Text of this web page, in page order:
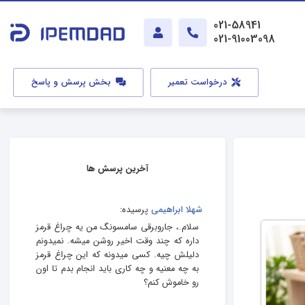
021-58941
021-91003098
درخواست تعمیر بخش پرسش و پاسخ
آخرین پرسش ها
شهلا ابراهیمی پرسیده:
سلام.، جاروبرقی سامسونگ من یه چراغ قرمز
داره که چند وقت اخیر روشن میشه. نمیدونم
دلیلش چیه. کسی میدونه که این چراغ قرمز
به چه معنیه و چه کاری باید انجام بدم تا اون
رو خاموش کنم؟